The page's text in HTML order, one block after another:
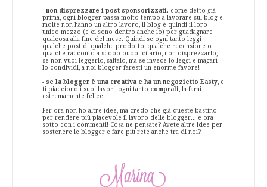
- non disprezzare i post sponsorizzati, come detto già
prima, ogni blogger passa molto tempo a lavorare sul blog e
molte non hanno un altro lavoro, il blog è quindi il loro
unico mezzo (e ci sono dentro anche io) per guadagnare
qualcosa alla fine del mese. Quindi se ogni tanto leggi
qualche post di qualche prodotto, qualche recensione o
qualche racconto a scopo pubblicitario, non disprezzarlo,
se non vuoi leggerlo, saltalo, ma se invece lo leggi e magari
lo condividi, a noi blogger faresti un enorme favore!
- se la blogger è una creativa e ha un negozietto Easty , e
ti piacciono i suoi lavori, ogni tanto comprali , la farai
estremamente felice!
Per ora non ho altre idee, ma credo che già queste bastino
per rendere più piacevole il lavoro delle blogger... e ora
sotto con i commenti! Cosa ne pensate? Avete altre idee per
sostenere le blogger e fare più rete anche tra di noi?